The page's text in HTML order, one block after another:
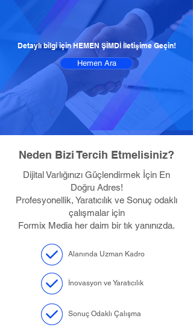
Hemen Ara
Detaylı bilgi için HEMEN ŞİMDİ İletişime Geçin!
Neden Bizi Tercih Etmelisiniz?
Dijital Varlığınızı Güçlendirmek İçin En
Doğru Adres!
Profesyonellik, Yaratıcılık ve Sonuç odaklı
çalışmalar için
Formix Media her daim bir tık yanınızda.
Alanında Uzman Kadro
İnovasyon ve Yaratıcılık
Sonuç Odaklı Çalışma